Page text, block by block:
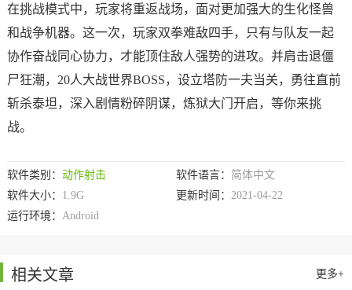
在挑战模式中，玩家将重返战场，面对更加强大的生化怪兽
和战争机器。这一次，玩家双拳难敌四手，只有与队友一起
协作奋战同心协力，才能顶住敌人强势的进攻。并肩击退僵
尸狂潮，20人大战世界BOSS，设立塔防一夫当关，勇往直前
斩杀泰坦，深入剧情粉碎阴谋，炼狱大门开启，等你来挑
战。
软件类别： 动作射击 软件语言： 简体中文
软件大小： 1.9G 更新时间： 2021-04-22
运行环境： Android
相关文章 更多+